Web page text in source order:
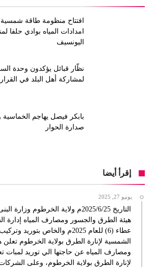
افتتاح منظومة طاقة شمسية
امدادات المياه بوادي حلفا
اليونسيف
نظّار قبائل يؤكدون وحدة
لمشاركة أهل البلد في
بابكر فيصل يهاجم
صدارة الحوار
إقرأ أيضا
يونيو 27, 2025
التاريخ 2025/6/25م ولاية الخرطوم
هيئة الطرق والجسور ومصارف المياه إدارة
عطاء (6) للعام 2025م والخاص
الشمسية لإنارة الطرق بولاية الخرطوم
ومصارف المياه عن حاجتها الي توريد لمبات
لإنارة الطرق بولاية الخرطوم، وعلى